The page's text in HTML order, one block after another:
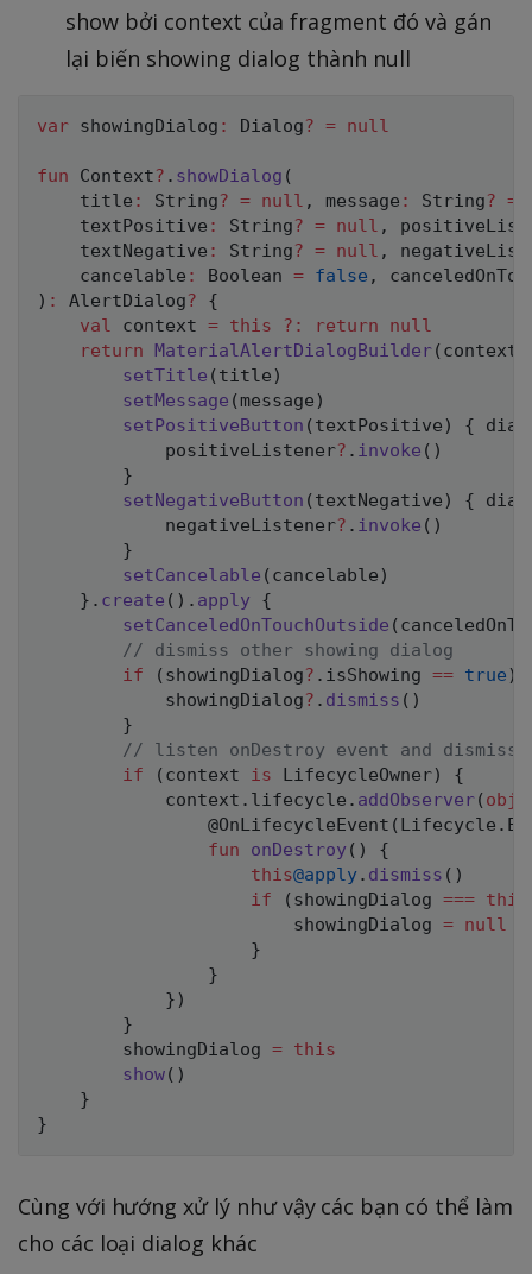
show bởi context của fragment đó và gán
lại biến showing dialog thành null
var showingDialog : Dialog? = null
fun Context? . showDialog (
    title
: String? = null , message : String? =
    textPositive
: String? = null ,
    textNegative
: String? = null ,
    cancelable
: Boolean = false ,
) : AlertDialog?
{
val context = this ?: return
null
return MaterialAlertDialogBuilder( context
setTitle ( title )
setMessage ( message )
setPositiveButton ( textPositive ) {
            positiveListener
? . invoke ( )
}
setNegativeButton ( textNegative ) {
            negativeListener
? . invoke ( )
}
setCancelable ( cancelable )
} . create ( ) . apply
{
setCanceledOnTouchOutside (
// dismiss other showing dialog
if
( showingDialog? . isShowing == true )
            showingDialog
? . dismiss ( )
}
// listen onDestroy event and dismiss
if
( context is LifecycleOwner)
{
            context
. lifecycle . addObserver(
@OnLifecycleEvent ( Lifecycle .
fun
onDestroy ( )
{
this@apply. dismiss ( )
if
( showingDialog === this
                        showingDialog
= null
}
}
} )
}
        showingDialog
= this
show( )
}
}
Cùng với hướng xử lý như vậy các bạn có thể làm
cho các loại dialog khác